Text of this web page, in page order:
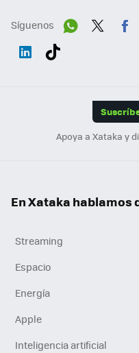
Síguenos
Apoya a Xataka y
En Xataka hablamos
Streaming
Espacio
Energía
Apple
Inteligencia artificial